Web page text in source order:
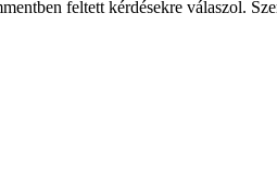
feltett kérdésekre válaszol.